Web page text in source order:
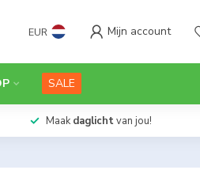
EUR Mijn account
SALE
Maakdaglichtvan jou!